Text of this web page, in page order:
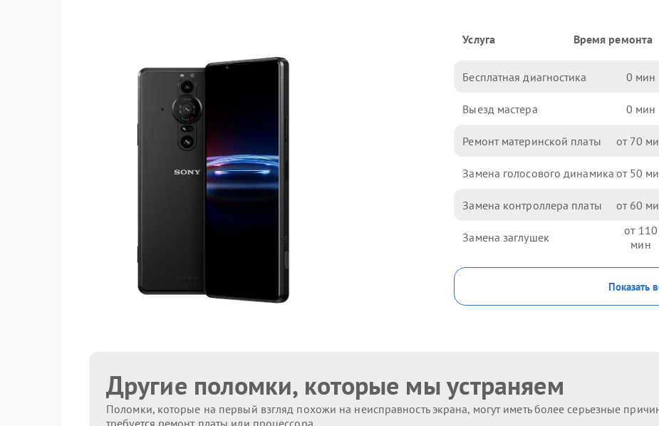
Услуга Время ремонта
Бесплатная диагностика 0
Выезд мастера 0
Ремонт материнской платы 70
Замена голосового динамика 50
Замена контроллера платы 60
Замена заглушек 110
Показать
Другие поломки, которые мы устраняем
Поломки, которые на первый взгляд похожи на неисправность экрана, могут иметь более серьезные